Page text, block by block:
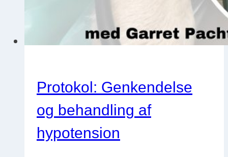
Protokol: Genkendelse
og behandling af
hypotension